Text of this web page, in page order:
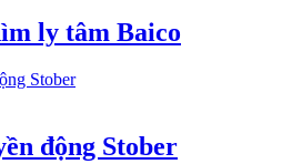
ly tâm Baico
động Stober